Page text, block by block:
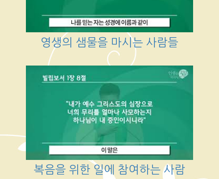
영생의 샘물을 마시는 사람들
복음을 위한 일에 참여하는 사람